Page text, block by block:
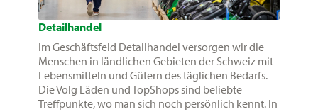
Detailhandel
Im Geschäftsfeld Detailhandel versorgen wir die
Menschen in ländlichen Gebieten der Schweiz mit
Lebensmitteln und Gütern des täglichen Bedarfs.
Die Volg Läden und TopShops sind beliebte
Treffpunkte, wo man sich noch persönlich kennt. In